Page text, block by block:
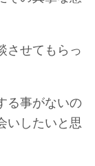
させてもらっ
る事がないの
いしたいと思